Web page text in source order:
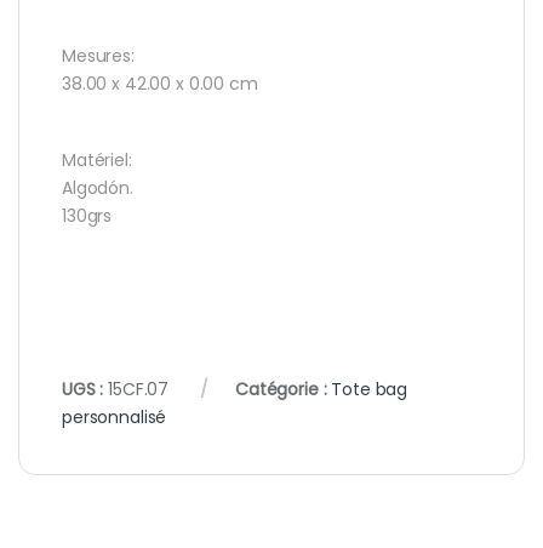
Mesures:
38.00 x 42.00 x 0.00 cm
Matériel:
Algodón.
130grs
UGS :15CF.07 Catégorie : Tote bag
personnalisé